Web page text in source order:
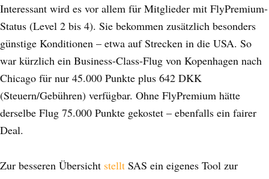
Interessant wird es vor allem für Mitglieder mit FlyPremium-
Status (Level 2 bis 4). Sie bekommen zusätzlich besonders
günstige Konditionen – etwa auf Strecken in die USA. So
war kürzlich ein Business-Class-Flug von Kopenhagen nach
Chicago für nur 45.000 Punkte plus 642 DKK
(Steuern/Gebühren) verfügbar. Ohne FlyPremium hätte
derselbe Flug 75.000 Punkte gekostet – ebenfalls ein fairer
Deal.
Zur besseren Übersicht stellt SAS ein eigenes Tool zur